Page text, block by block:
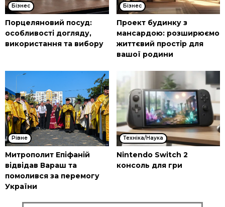
Бізнес
Порцеляновий посуд:
особливості догляду,
використання та вибору
Бізнес
Проект будинку з
мансардою: розширюємо
життєвий простір для
вашої родини
Рівне
Митрополит Епіфаній
відвідав Вараш та
помолився за перемогу
України
Техніка/Наука
Nintendo Switch 2
консоль для гри